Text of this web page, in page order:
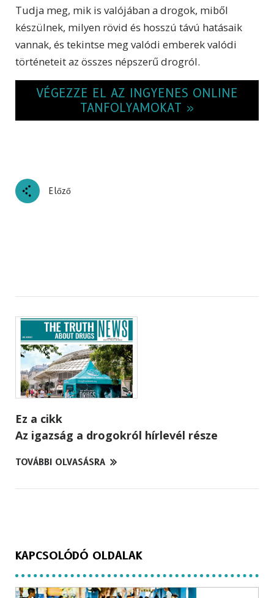
Tudja meg, mik is valójában a drogok, miből
készülnek, milyen rövid és hosszú távú hatásaik
vannak, és tekintse meg valódi emberek valódi
történeteit az összes népszerű drogról.
VÉGEZZE EL AZ INGYENES ONLINE
TANFOLYAMOKAT »
Előző
Ez a cikk
Az igazság a drogokról hírlevél része
TOVÁBBI OLVASÁSRA
KAPCSOLÓDÓ OLDALAK